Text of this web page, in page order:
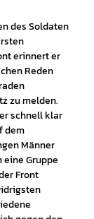
des Soldaten
erinnert er
Reden
zu melden.
schnell klar
dem
Männer
eine Gruppe
Front